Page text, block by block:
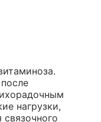
нагрузки,